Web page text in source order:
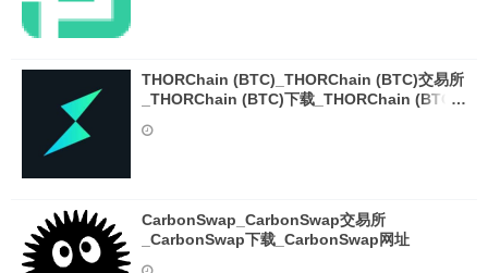
THORChain (BTC)_THORChain (BTC)交易所
_THORChain (BTC)下载_THORChain (BTC)
CarbonSwap_CarbonSwap交易所
_CarbonSwap下载_CarbonSwap网址